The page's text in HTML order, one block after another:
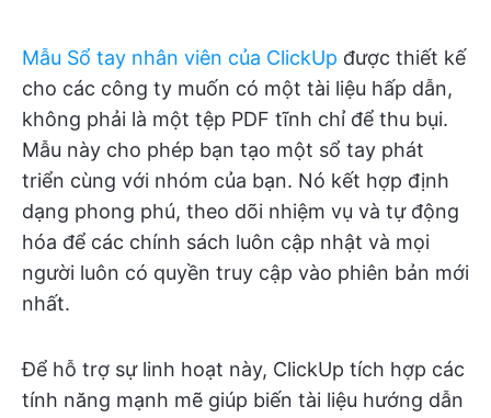
Mẫu Sổ tay nhân viên của ClickUp được thiết kế
cho các công ty muốn có một tài liệu hấp dẫn,
không phải là một tệp PDF tĩnh chỉ để thu bụi.
Mẫu này cho phép bạn tạo một sổ tay phát
triển cùng với nhóm của bạn. Nó kết hợp định
dạng phong phú, theo dõi nhiệm vụ và tự động
hóa để các chính sách luôn cập nhật và mọi
người luôn có quyền truy cập vào phiên bản mới
nhất.
Để hỗ trợ sự linh hoạt này, ClickUp tích hợp các
tính năng mạnh mẽ giúp biến tài liệu hướng dẫn